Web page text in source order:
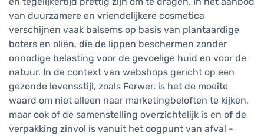
van duurzamere en vriendelijkere cosmetica
verschijnen vaak balsems op basis van plantaardige
boters en oliën, die de lippen beschermen zonder
onnodige belasting voor de gevoelige huid en voor de
natuur. In de context van webshops gericht op een
gezonde levensstijl, zoals Ferwer, is het de moeite
waard om niet alleen naar marketingbeloften te kijken,
maar ook of de samenstelling overzichtelijk is en of de
verpakking zinvol is vanuit het oogpunt van afval -